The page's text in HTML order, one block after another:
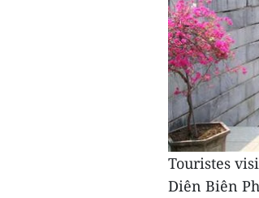
Touristes
Diên Biên